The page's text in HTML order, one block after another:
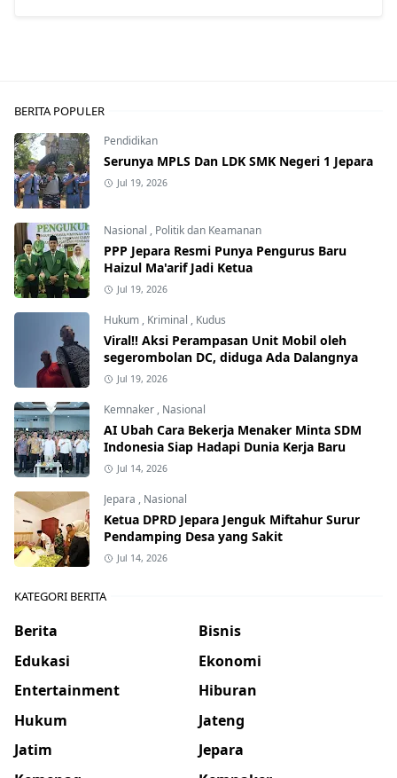
BERITA POPULER
Pendidikan
Serunya MPLS Dan LDK SMK Negeri 1 Jepara
Jul 19, 2026
Nasional , Politik dan Keamanan
PPP Jepara Resmi Punya Pengurus Baru
Haizul Ma'arif Jadi Ketua
Jul 19, 2026
Hukum , Kriminal , Kudus
Viral!! Aksi Perampasan Unit Mobil oleh
segerombolan DC, diduga Ada Dalangnya
Jul 19, 2026
Kemnaker , Nasional
AI Ubah Cara Bekerja Menaker Minta SDM
Indonesia Siap Hadapi Dunia Kerja Baru
Jul 14, 2026
Jepara , Nasional
Ketua DPRD Jepara Jenguk Miftahur Surur
Pendamping Desa yang Sakit
Jul 14, 2026
KATEGORI BERITA
Berita
Bisnis
Edukasi
Ekonomi
Entertainment
Hiburan
Hukum
Jateng
Jatim
Jepara